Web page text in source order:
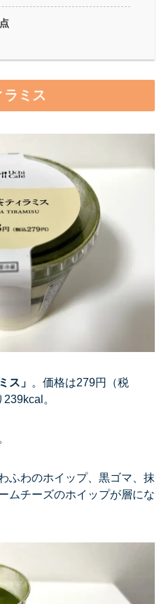
ラミス
ス」 。価格は279円（税
。
ふわのホイップ、黒ゴマ、抹
ムチーズのホイップが層にな